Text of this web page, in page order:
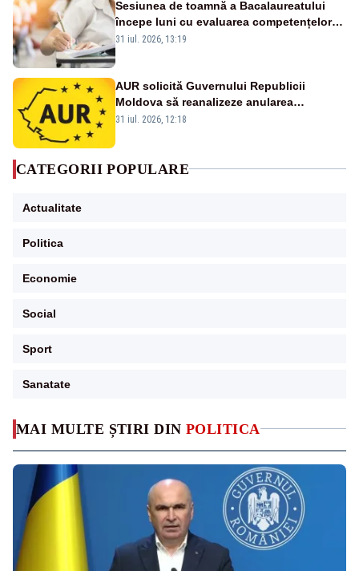
MAI MULTE ȘTIRI DIN POLITICA
Sesiunea de toamnă a Bacalaureatului
începe luni cu evaluarea competențelor
orale la Limba română
31 iul. 2026, 13:19
AUR solicită Guvernului Republicii
Moldova să reanalizeze anularea
concertului de Ziua Limbii Române
31 iul. 2026, 12:18
CATEGORII POPULARE
Actualitate
Politica
Economie
Social
Sport
Sanatate